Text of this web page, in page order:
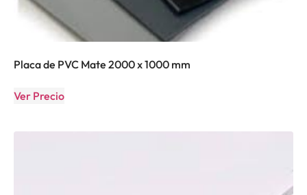
Placa de PVC Mate 2000 x 1000 mm
Ver Precio